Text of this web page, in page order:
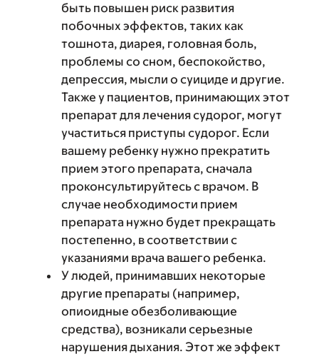
быть повышен риск развития
побочных эффектов, таких как
тошнота, диарея, головная боль,
проблемы со сном, беспокойство,
депрессия, мысли о суициде и другие.
Также у пациентов, принимающих этот
препарат для лечения судорог, могут
участиться приступы судорог. Если
вашему ребенку нужно прекратить
прием этого препарата, сначала
проконсультируйтесь с врачом. В
случае необходимости прием
препарата нужно будет прекращать
постепенно, в соответствии с
указаниями врача вашего ребенка.
У людей, принимавших некоторые
другие препараты (например,
опиоидные обезболивающие
средства), возникали серьезные
нарушения дыхания. Этот же эффект